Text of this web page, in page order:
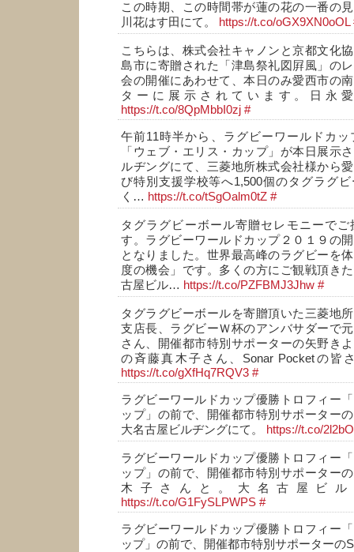
この時期、この時間帯が蓮の花の一番の
川花はす田にて。
https://t.co/oGX9XN0oOL
こちらは、株式会社キャノンと京都文化
島市に寄贈された「津島祭礼図屛風」の
会の開催にあわせて、本日のみ愛西市の
ターに展示されています。日永
https://t.co/8QpMbbI0zj #
午前11時半から、ラグビーワールドカ
「ウェブ・エリス・カップ」が本日展示
ルヂングにて、三菱地所株式会社様から
び特別支援学校等へ1,500個のタグラグ
く… https://t.co/tSgOalm0tZ #
タグラグビーボール寄贈セレモニーで
す。ラグビーワールドカップ２０１９の
となりました。世界最高峰のラグビーを
度の機会」です。多くの方にご観戦頂き
古屋ビル… https://t.co/PZFBMJ3Jhw #
タグラグビーボールを寄贈頂いた三菱地
支店長、ラグビーＷ杯のアンバサダーで
さん、開催都市特別サポーターの矢野き
の斉藤真木子さん、Sonar Pocketの皆
https://t.co/gXfHq7RQV3 #
ラグビーワールドカップ優勝トロフィー
ップ」の前で、開催都市特別サポーター
大名古屋ビルヂングにて。
https://t.co/
ラグビーワールドカップ優勝トロフィー
ップ」の前で、開催都市特別サポーター
木子さんと。大名古屋ビ
https://t.co/G1FySLPWPS #
ラグビーワールドカップ優勝トロフィー
ップ」の前で、開催都市特別サポーターの